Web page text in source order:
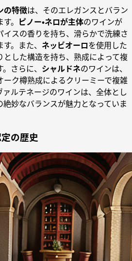
の特徴は、そのエレガンスとバラン
。 ピノー・ネロが主体のワインが
イスの香りを持ち、滑らかで洗練さ
。また、 ネッビオーロを使用した
とした構造を持ち、熟成によって複
さらに、 シャルドネのワインは、
ク樽熟成によるクリーミーで複雑
ルテネージのワインは、全体とし
妙なバランスが魅力となっていま
の歴史